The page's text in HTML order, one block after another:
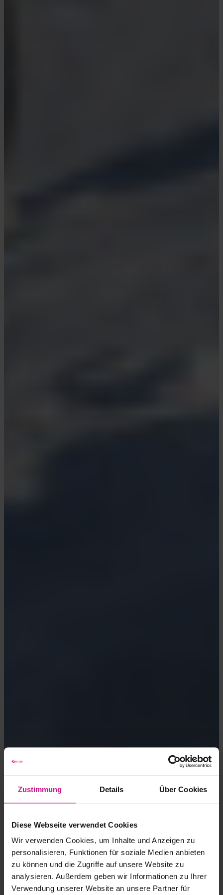
Zustimmung Details Über Cookies
Diese Webseite verwendet Cookies
Wir verwenden Cookies, um Inhalte und Anzeigen zu
personalisieren, Funktionen für soziale Medien anbieten
zu können und die Zugriffe auf unsere Website zu
analysieren. Außerdem geben wir Informationen zu Ihrer
Verwendung unserer Website an unsere Partner für